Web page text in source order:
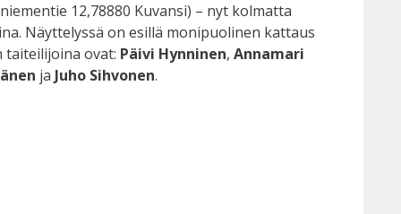
12,78880 Kuvansi) – nyt kolmatta
Näyttelyssä on esillä monipuolinen kattaus
taiteilijoina ovat: Päivi Hynninen, Annamari
ja Juho Sihvonen.